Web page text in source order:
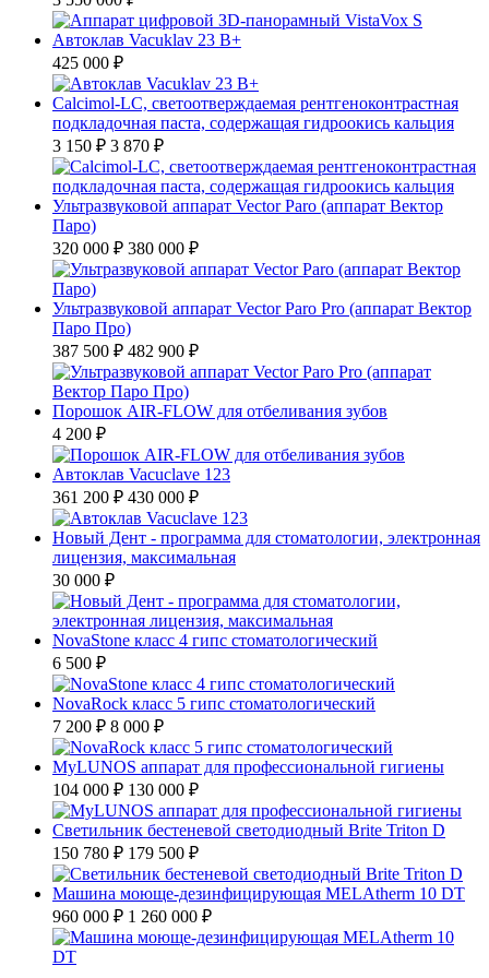
Автоклав Vacuklav 23 B+
425 000 ₽
Calcimol-LC, светоотверждаемая рентгеноконтрастная
подкладочная паста, содержащая гидроокись кальция
3 150 ₽ 3 870 ₽
Ультразвуковой аппарат Vector Paro (аппарат Вектор
Паро)
320 000 ₽ 380 000 ₽
Ультразвуковой аппарат Vector Paro Pro (аппарат Вектор
Паро Про)
387 500 ₽ 482 900 ₽
Порошок AIR-FLOW для отбеливания зубов
4 200 ₽
Автоклав Vacuclave 123
361 200 ₽ 430 000 ₽
Новый Дент - программа для стоматологии, электронная
лицензия, максимальная
30 000 ₽
NovaStone класс 4 гипс стоматологический
6 500 ₽
NovaRock класс 5 гипс стоматологический
7 200 ₽ 8 000 ₽
MyLUNOS аппарат для профессиональной гигиены
104 000 ₽ 130 000 ₽
Светильник бестеневой светодиодный Brite Triton D
150 780 ₽ 179 500 ₽
Машина моюще-дезинфицирующая MELAtherm 10 DT
960 000 ₽ 1 260 000 ₽